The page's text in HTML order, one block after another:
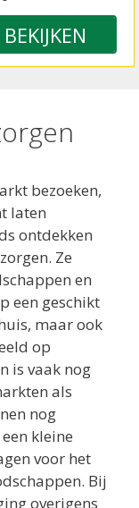
BEKIJKEN
bezoeken,
laten
ontdekken
Ze
en
een geschikt
maar ook
op
is vaak nog
als
nog
kleine
voor het
Bij
overigens